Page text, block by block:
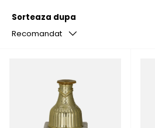
Sorteaza dupa
Recomandat